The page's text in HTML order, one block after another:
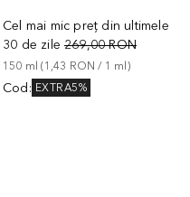
Cel mai mic preț din ultimele
30 de zile 269,00 RON
150 ml (1,43 RON / 1 ml)
Cod : EXTRA5%